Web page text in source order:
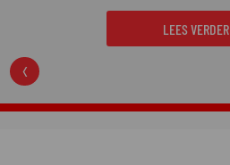
LEES VERDER